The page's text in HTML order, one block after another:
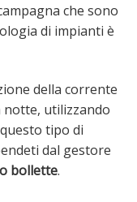
che sono
di impianti è
della corrente
notte, utilizzando
tipo di
dal gestore
bollette.